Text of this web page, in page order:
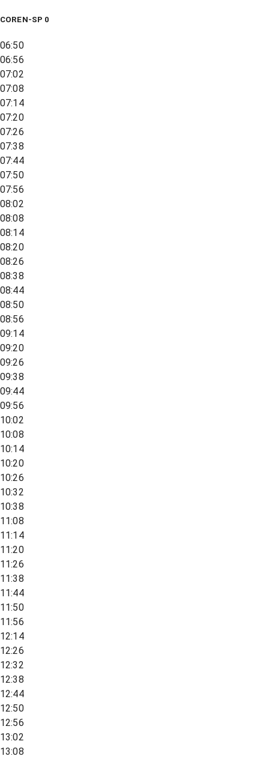
COREN-SP 0
06:50
06:56
07:02
07:08
07:14
07:20
07:26
07:38
07:44
07:50
07:56
08:02
08:08
08:14
08:20
08:26
08:38
08:44
08:50
08:56
09:14
09:20
09:26
09:38
09:44
09:56
10:02
10:08
10:14
10:20
10:26
10:32
10:38
11:08
11:14
11:20
11:26
11:38
11:44
11:50
11:56
12:14
12:26
12:32
12:38
12:44
12:50
12:56
13:02
13:08